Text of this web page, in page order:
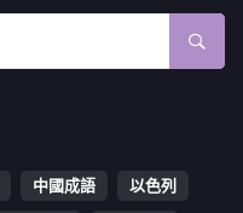
中國成語
以色列